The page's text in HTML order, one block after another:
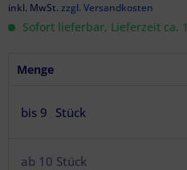
inkl. MwSt. zzgl. Versandkosten
Sofort lieferbar, Lieferzeit ca.
Menge
bis 9 Stück
ab 10 Stück